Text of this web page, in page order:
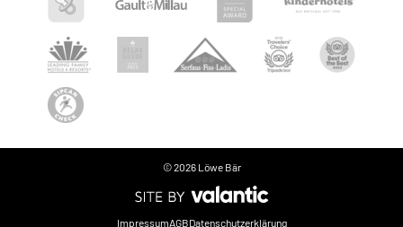
© 2026 Löwe Bär
ImpressumAGBDatenschutzerklärung